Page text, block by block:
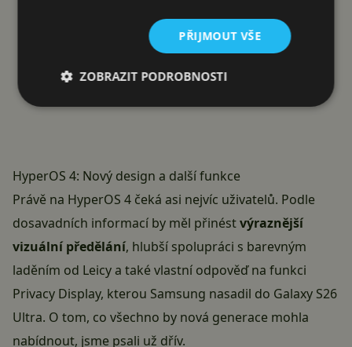
HyperOS 4: Nový design a další funkce
Právě na HyperOS 4 čeká asi nejvíc uživatelů. Podle
dosavadních informací by měl přinéstvýraznější
vizuální předělání, hlubší spolupráci s barevným
laděním od Leicy a také vlastní odpověď na funkci
Privacy Display, kterou Samsung nasadil do Galaxy S26
Ultra. O tom, co všechno by nová generace mohla
nabídnout, jsme psali už dřív.
PŘIJMOUT VŠE
ZOBRAZIT PODROBNOSTI